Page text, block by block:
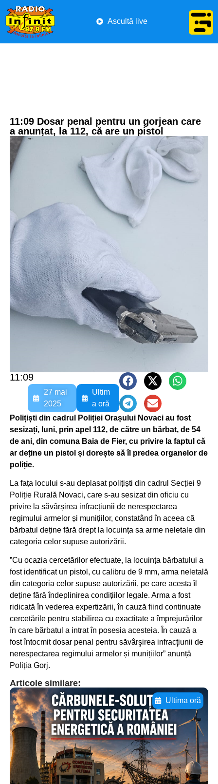
Ascultă live
11:09 Dosar penal pentru un gorjean care
a anunțat, la 112, că are un pistol
11:09
27 mai
2025
Ultim
a oră
Polițiști din cadrul Poliției Orașului Novaci au fost
sesizați, luni, prin apel 112, de către un bărbat, de 54
de ani, din comuna Baia de Fier, cu privire la faptul că
ar deține un pistol și dorește să îl predea organelor de
poliție.
La fața locului s-au deplasat polițiști din cadrul Secției 9
Poliție Rurală Novaci, care s-au sesizat din oficiu cu
privire la săvârșirea infracțiunii de nerespectarea
regimului armelor și munițiilor, constatând în aceea că
bărbatul deține fără drept la locuința sa arme neletale din
categoria celor supuse autorizării.
”Cu ocazia cercetărilor efectuate, la locuința bărbatului a
fost identificat un pistol, cu calibru de 9 mm, arma neletală
din categoria celor supuse autorizării, pe care acesta îl
deține fără îndeplinirea condițiilor legale. Arma a fost
ridicată în vederea expertizării, în cauză fiind continuate
cercetările pentru stabilirea cu exactitate a împrejurărilor
în care bărbatul a intrat în posesia acesteia. În cauză a
fost întocmit dosar penal pentru săvârşirea infracţiunii de
nerespectarea regimului armelor și munițiilor” anunță
Poliția Gorj.
Articole similare:
Ultima oră
Adaugă aici textul pentru
subtitluAdaugă aici
textul pentru
subtitluAdaugă aici
textul pentru